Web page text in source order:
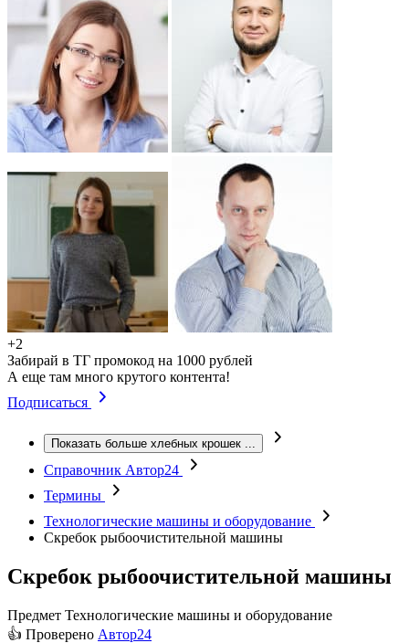
+2
Забирай в ТГ промокод на 1000 рублей
А еще там много крутого контента!
Подписаться
Показать больше хлебных крошек ...
Справочник Автор24
Термины
Технологические машины и оборудование
Скребок рыбоочистительной машины
Скребок рыбоочистительной машины
Предмет Технологические машины и оборудование
👍 Проверено Автор24